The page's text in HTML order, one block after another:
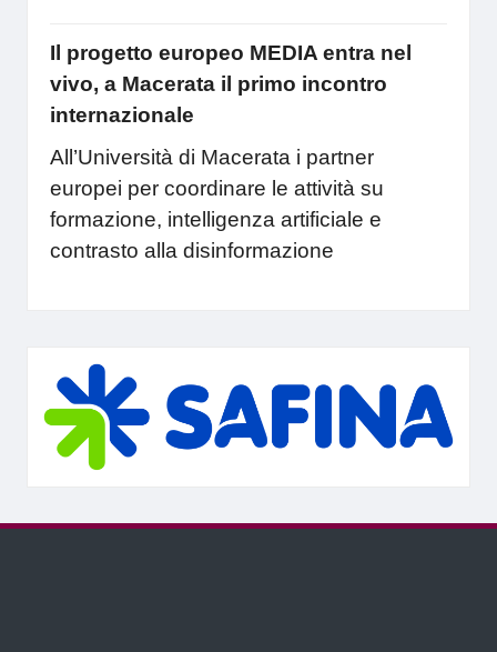
Il progetto europeo MEDIA entra nel
vivo, a Macerata il primo incontro
internazionale
All’Università di Macerata i partner
europei per coordinare le attività su
formazione, intelligenza artificiale e
contrasto alla disinformazione